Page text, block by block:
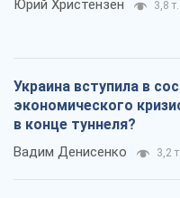
Юрий Христензен 3,8 т.
Украина вступила в
экономического
в конце туннеля?
Вадим Денисенко 3,2 т.